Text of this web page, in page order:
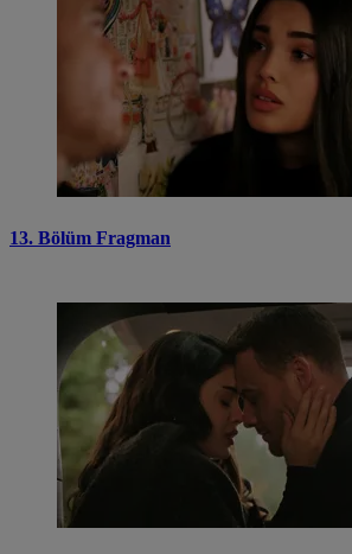
13. Bölüm Fragman